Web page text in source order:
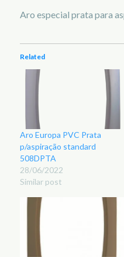
Aro especial prata para
Related
Aro Europa PVC Prata
p/aspiração standard
508DPTA
28/06/2022
Similar post